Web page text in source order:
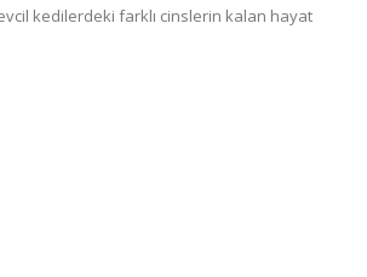
kedilerdeki farklı cinslerin kalan hayat